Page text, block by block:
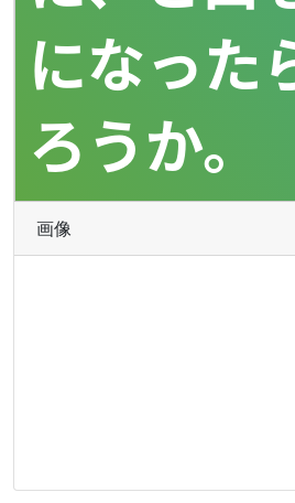
になった
ろうか。
画像